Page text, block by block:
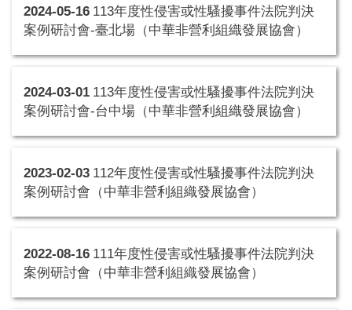
2024-05-16 113年度性侵害或性騷擾事件法院判決
案例研討會-臺北場（中華非營利組織發展協會）
2024-03-01 113年度性侵害或性騷擾事件法院判決
案例研討會-台中場（中華非營利組織發展協會）
2023-02-03 112年度性侵害或性騷擾事件法院判決
案例研討會（中華非營利組織發展協會）
2022-08-16 111年度性侵害或性騷擾事件法院判決
案例研討會（中華非營利組織發展協會）